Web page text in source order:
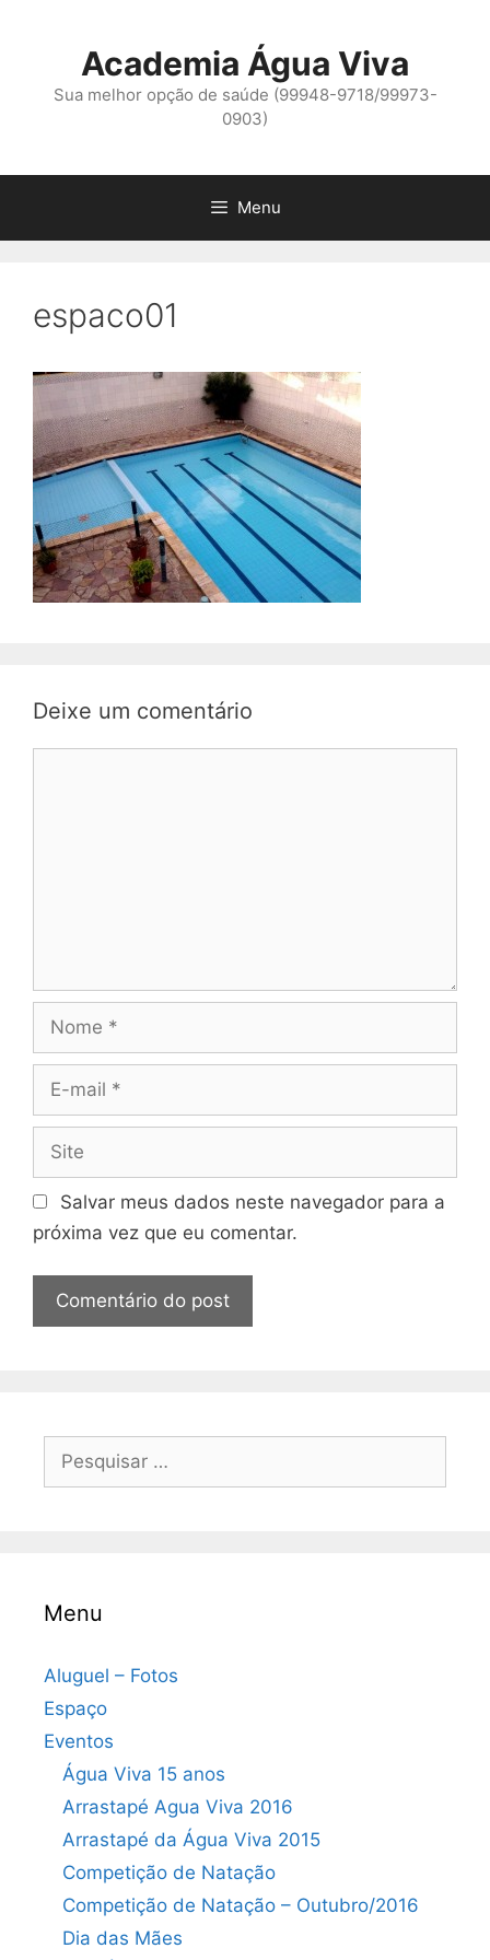
conteúdo
Academia Água Viva
Sua melhor opção de saúde (99948-9718/99973-
0903)
Menu
espaco01
Deixe um comentário
Nome
Site
Salvar meus dados neste navegador para a
próxima vez que eu comentar.
por:
Menu
Aluguel – Fotos
Espaço
Eventos
Água Viva 15 anos
Arrastapé Agua Viva 2016
Arrastapé da Água Viva 2015
Competição de Natação
Competição de Natação – Outubro/2016
Dia das Mães